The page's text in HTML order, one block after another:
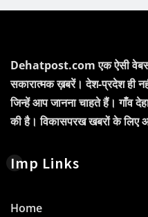
Dehatpost.com एक ऐसी
सकारात्मक ख़बरें। देश-प्रदेश ही
जिन्हें आप जानना चाहते हैं। गाँव
की है। विकासपरख खबरों के लिए
Imp Links
Home